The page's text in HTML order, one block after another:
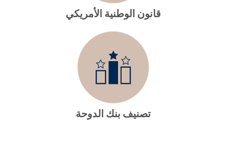
قانون الوطنية الأمريكي
تصنيف بنك الدوحة